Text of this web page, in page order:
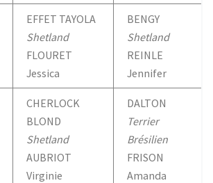
EFFET TAYOLA
Shetland
FLOURET
Jessica
BENGY
Shetland
REINLE
Jennifer
CHERLOCK
BLOND
Shetland
AUBRIOT
Virginie
DALTON
Terrier
Brésilien
FRISON
Amanda